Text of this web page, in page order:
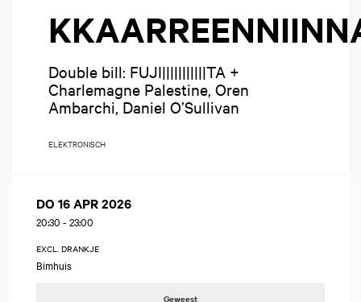
Double bill: FUJI|||||||||||TA +
Charlemagne Palestine, Oren
Ambarchi, Daniel O’Sullivan
ELEKTRONISCH
DO 16 APR 2026
20:30 - 23:00
EXCL. DRANKJE
Bimhuis
Geweest